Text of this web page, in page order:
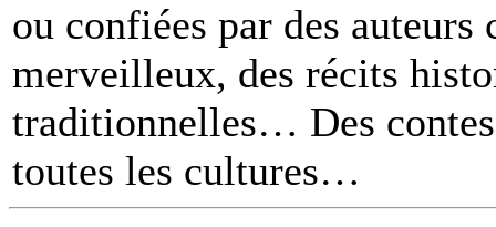
ou confiées par des
merveilleux, des récits
traditionnelles… Des
toutes les cultures